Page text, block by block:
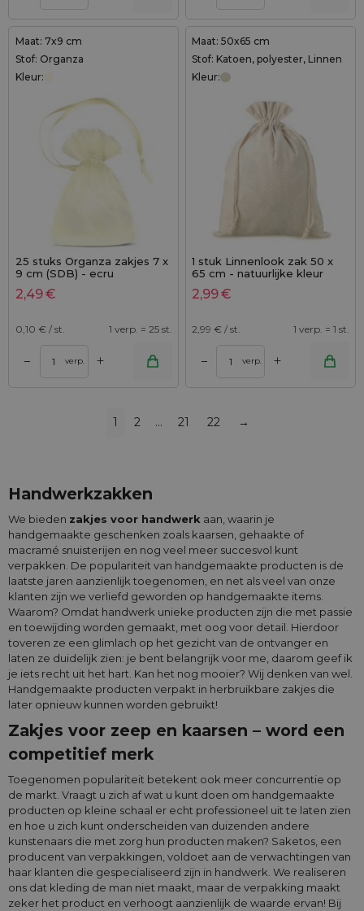
Maat: 7x9 cm
Stof: Organza
Kleur:
25 stuks Organza zakjes 7 x
9 cm (SDB) - ecru
2,49€
0,10 € / st. 1 verp. = 25 st.
– verp. +
Maat: 50x65 cm
Stof: Katoen, polyester, Linnen
Kleur:
1 stuk Linnenlook zak 50 x
65 cm - natuurlijke kleur
2,99€
2,99 € / st. 1 verp. = 1 st.
– verp. +
1 2 … 21 22 →
Handwerkzakken
We bieden zakjes voor handwerk aan, waarin je
handgemaakte geschenken zoals kaarsen, gehaakte of
macramé snuisterijen en nog veel meer succesvol kunt
verpakken. De populariteit van handgemaakte producten is de
laatste jaren aanzienlijk toegenomen, en net als veel van onze
klanten zijn we verliefd geworden op handgemaakte items.
Waarom? Omdat handwerk unieke producten zijn die met passie
en toewijding worden gemaakt, met oog voor detail. Hierdoor
toveren ze een glimlach op het gezicht van de ontvanger en
laten ze duidelijk zien: je bent belangrijk voor me, daarom geef ik
je iets recht uit het hart. Kan het nog mooier? Wij denken van wel.
Handgemaakte producten verpakt in herbruikbare zakjes die
later opnieuw kunnen worden gebruikt!
Zakjes voor zeep en kaarsen – word een
competitief merk
Toegenomen populariteit betekent ook meer concurrentie op
de markt. Vraagt u zich af wat u kunt doen om handgemaakte
producten op kleine schaal er echt professioneel uit te laten zien
en hoe u zich kunt onderscheiden van duizenden andere
kunstenaars die met zorg hun producten maken? Saketos, een
producent van verpakkingen, voldoet aan de verwachtingen van
haar klanten die gespecialiseerd zijn in handwerk. We realiseren
ons dat kleding de man niet maakt, maar de verpakking maakt
zeker het product en verhoogt aanzienlijk de waarde ervan! Bij